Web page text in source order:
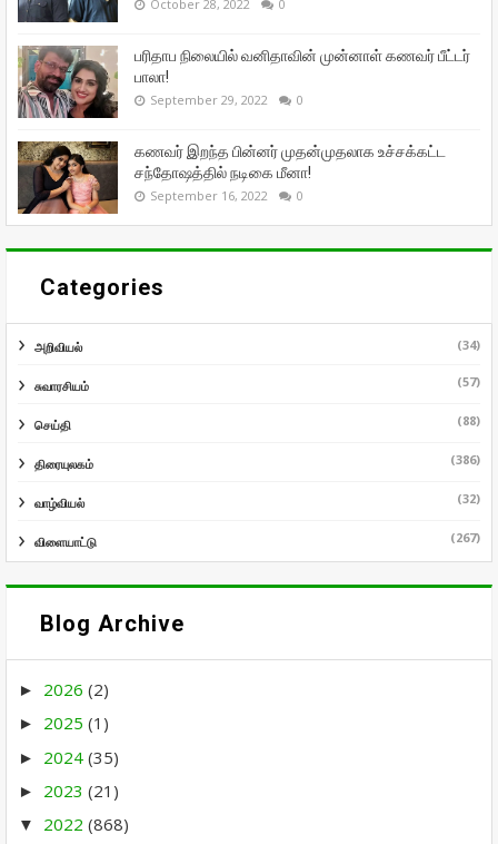
October 28, 2022 0
பரிதாப நிலையில் வனிதாவின் முன்னாள் கணவர் பீட்டர்
பாலா!
September 29, 2022 0
கணவர் இறந்த பின்னர் முதன்முதலாக உச்சக்கட்ட
சந்தோஷத்தில் நடிகை மீனா!
September 16, 2022 0
Categories
அறிவியல் (34)
சுவாரசியம் (57)
செய்தி (88)
திரையுலகம் (386)
வாழ்வியல் (32)
விளையாட்டு (267)
Blog Archive
► 2026 (2)
► 2025 (1)
► 2024 (35)
► 2023 (21)
▼ 2022 (868)